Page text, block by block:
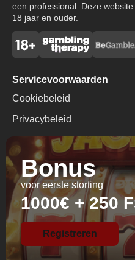
Bonus
voor eerste storting
1000€ + 250
Registreren
een professional. Deze
18 jaar en ouder.
Servicevoorwaarden
Cookiebeleid
Privacybeleid
Algemene voorwaarden
Verantwoord Gokken
Contacten
+357 94620548
info@alljackpots-
© 2026 All Rights
Reserved.